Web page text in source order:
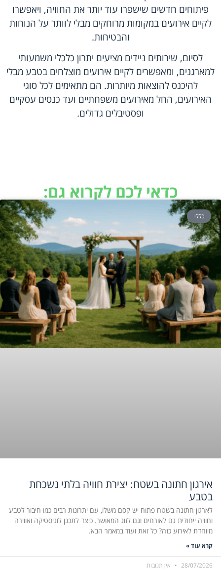
פיתוחים חדשים שישפרו עוד יותר את החוויה, ויאפשרו
לקיים אירועים במקומות מרוחקים מבלי לוותר על הנוחות
והבטיחות.
לסיום, שירותים ניידים מציעים יתרון כלכלי משמעותי
למארגנים, ומאפשרים לקיים אירועים מוצלחים בטבע מבלי
להיכנס להוצאות מיותרות. הם מתאימים לכל סוגי
האירועים, החל מאירועים משפחתיים ועד כנסים עסקיים
ופסטיבלים גדולים.
כדאי לכם לקרוא גם:
כללי
אירגון חתונה בשטח: יצירת חוויה בלתי נשכחת
בטבע
לארגון חתונה בשטח פתוח יש קסם משלו, עם יתרונות רבים כמו חיבור לטבע
וחוויה ייחודית גם לאורחים וגם לזוג המאושר. כיצד לתכנן לוגיסטיקה ואווירה
מיוחדת לאירוע כזה? כל זאת ועוד במאמר הבא.
קרא עוד »
28/07/2026 אין תגובות